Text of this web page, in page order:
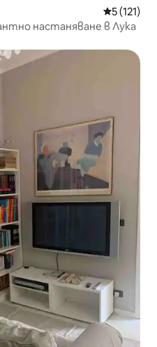
Средна
5 (121)
настаняване в Лука